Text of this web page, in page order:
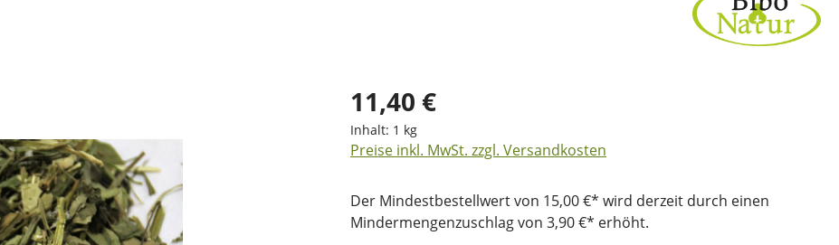
11,40 €
Inhalt: 1 kg
Preise inkl. MwSt. zzgl. Versandkosten
Der Mindestbestellwert von 15,00 €* wird derzeit durch einen
Mindermengenzuschlag von 3,90 €* erhöht.